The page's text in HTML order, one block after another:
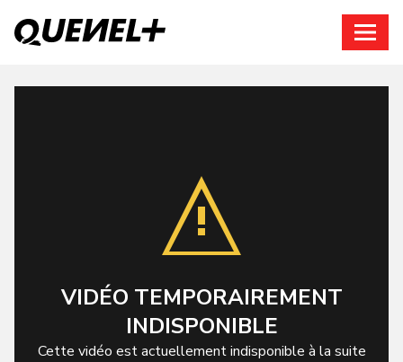
VIDÉO TEMPORAIREMENT
INDISPONIBLE
Cette vidéo est actuellement indisponible à la suite